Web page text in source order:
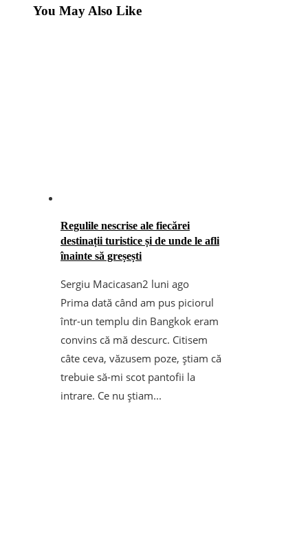
You May Also Like
Regulile nescrise ale fiecărei
destinații turistice și de unde le afli
înainte să greșești
Sergiu Macicasan2 luni ago
Prima dată când am pus piciorul
într-un templu din Bangkok eram
convins că mă descurc. Citisem
câte ceva, văzusem poze, știam că
trebuie să-mi scot pantofii la
intrare. Ce nu știam...